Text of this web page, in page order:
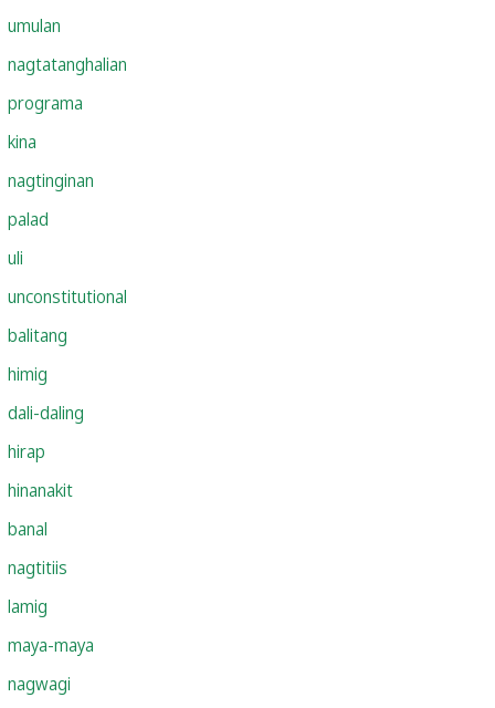
umulan
nagtatanghalian
programa
kina
nagtinginan
palad
uli
unconstitutional
balitang
himig
dali-daling
hirap
hinanakit
banal
nagtitiis
lamig
maya-maya
nagwagi